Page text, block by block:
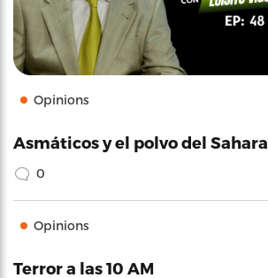
Opinions
Asmáticos y el polvo del Sahara
0
Opinions
Terror a las 10 AM